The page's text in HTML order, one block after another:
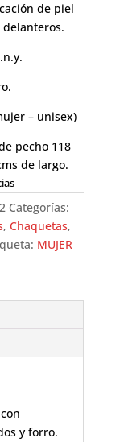
de piel
– unisex)
pecho 118
de largo.
Categorías:
,Chaquetas,
MUJER
y forro.